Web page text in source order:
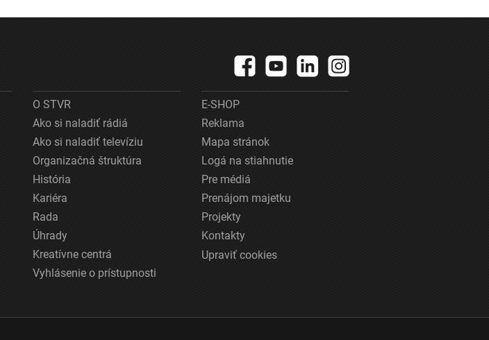
O STVR
Ako si naladiť rádiá
Ako si naladiť televíziu
Organizačná štruktúra
História
Kariéra
Rada
Úhrady
Kreatívne centrá
Vyhlásenie o prístupnosti
E-SHOP
Reklama
Mapa stránok
Logá na stiahnutie
Pre médiá
Prenájom majetku
Projekty
Kontakty
Upraviť cookies